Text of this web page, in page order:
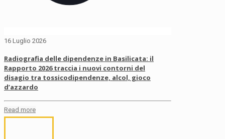
16 Luglio 2026
Radiografia delle dipendenze in Basilicata: il
Rapporto 2026 traccia i nuovi contorni del
disagio tra tossicodipendenze, alcol, gioco
d’azzardo
Read more